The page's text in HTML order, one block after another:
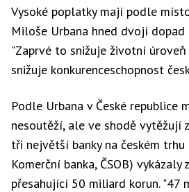
Vysoké poplatky mají podle
Miloše Urbana hned dvojí dopad
"Zaprvé to snižuje životní úroveň
snižuje konkurenceschopnost
Podle Urbana v České republice
nesoutěží, ale ve shodě vytěžují
tři největší banky na českém trhu
Komerční banka, ČSOB) vykázaly
přesahující 50 miliard korun. "47